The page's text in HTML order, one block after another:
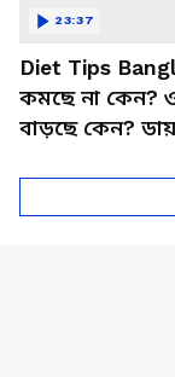
Diet Tips
কমছে না কেন?
বাড়ছে কেন?
23:37